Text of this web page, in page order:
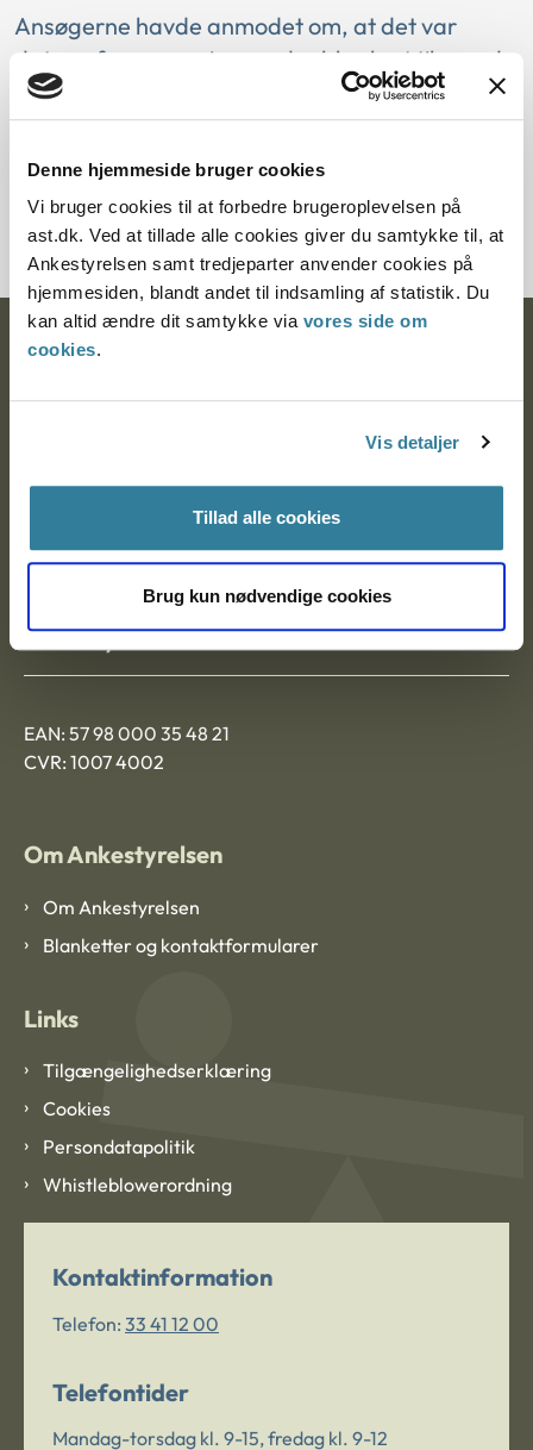
Denne hjemmeside bruger cookies
Vi bruger cookies til at forbedre brugeroplevelsen på
ast.dk. Ved at tillade alle cookies giver du samtykke til, at
Ankestyrelsen samt tredjeparter anvender cookies på
hjemmesiden, blandt andet til indsamling af statistik. Du
kan altid ændre dit samtykke via vores side om
cookies.
Vis detaljer
Tillad alle cookies
Brug kun nødvendige cookies
Ansøgerne havde anmodet om, at det var
datoen for ansøgningen, der blev lagt til grund
som ansøgningstidspunkt, idet ansøger var 43
år på dette tidspunkt. Nævnet oplyste i den
forbindelse, at det er tidspunktet, hvor
ansøgningen modtages i Statsforvaltningen,
der er afgørende efter fast praksis.
Ankestyrelsen
Postadresse:
9000 Aalborg
Ankestyrelsen Aalborg
EAN: 57 98 000 35 48 21
CVR: 1007 4002
Om Ankestyrelsen
Om Ankestyrelsen
Blanketter og kontaktformularer
Links
Tilgængelighedserklæring
Cookies
Persondatapolitik
Whistleblowerordning
Kontaktinformation
Telefon: 33 41 12 00
Telefontider
Mandag-torsdag kl. 9-15, fredag kl. 9-12